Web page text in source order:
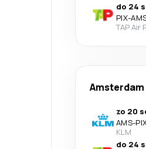
do 24
PIX-
TAP Air
Amsterdam
zo 20
AMS-
KLM
do 24